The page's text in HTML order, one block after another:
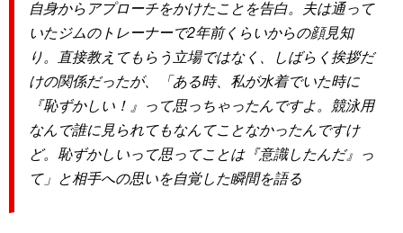
自身からアプローチをかけたことを告白。
夫は通って
いたジムのトレーナーで2年前くらいからの顔見知
り。直接教えてもらう立場ではなく、しばらく挨拶だ
けの関係だったが、「ある時、私が水着でいた時に
『恥ずかしい！』って思っちゃったんですよ。競泳用
なんで誰に見られてもなんてことなかったんですけ
ど。恥ずかしいって思ってことは『意識したんだ』っ
て」と相手への思いを自覚した瞬間を語る